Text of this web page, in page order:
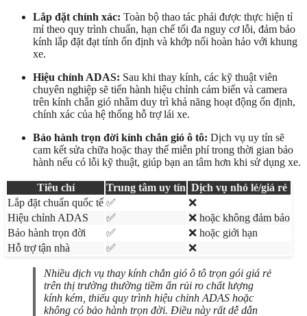
Lắp đặt chính xác: Toàn bộ thao tác phải được thực hiện tỉ
mỉ theo quy trình chuẩn, hạn chế tối đa nguy cơ lỗi, đảm bảo
kính lắp đặt đạt tính ổn định và khớp nối hoàn hảo với khung
xe.
Hiệu chỉnh ADAS: Sau khi thay kính, các kỹ thuật viên
chuyên nghiệp sẽ tiến hành hiệu chỉnh cảm biến và camera
trên kính chắn gió nhằm duy trì khả năng hoạt động ổn định,
chính xác của hệ thống hỗ trợ lái xe.
Bảo hành trọn đời kính chắn gió ô tô: Dịch vụ uy tín sẽ
cam kết sửa chữa hoặc thay thế miễn phí trong thời gian bảo
hành nếu có lỗi kỹ thuật, giúp bạn an tâm hơn khi sử dụng xe.
Tiêu chí Trung tâm uy tín Dịch vụ nhỏ lẻ/giá rẻ
Lắp đặt chuẩn quốc tế ✅
❌
Hiệu chỉnh ADAS
✅
❌ hoặc không đảm bảo
Bảo hành trọn đời
✅
❌ hoặc giới hạn
Hỗ trợ tận nhà
✅ ❌
Nhiều dịch vụ thay kính chắn gió ô tô trọn gói giá rẻ
trên thị trường thường tiềm ẩn rủi ro chất lượng
kính kém, thiếu quy trình hiệu chỉnh ADAS hoặc
không có bảo hành trọn đời. Điều này rất dễ dẫn